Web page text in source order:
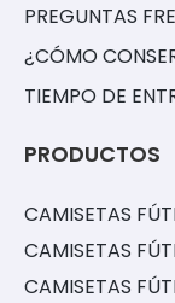
PREGUNTAS
¿CÓMO
TIEMPO DE
PRODUCTOS
CAMISETAS
CAMISETAS
CAMISETAS